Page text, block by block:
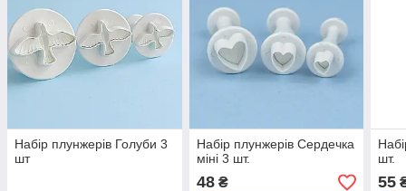
Набір плунжерів Голуби 3
шт
Набір плунжерів Сердечка
міні 3 шт.
48₴
шт.
55